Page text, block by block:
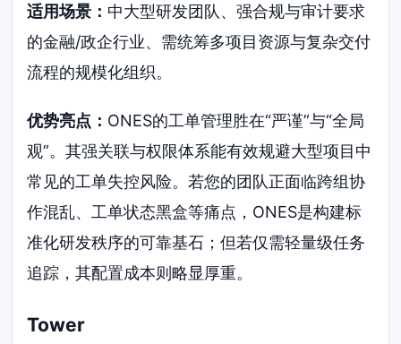
适用场景： 中大型研发团队、强合规与审计要求
的金融/政企行业、需统筹多项目资源与复杂交付
流程的规模化组织。
优势亮点： ONES的工单管理胜在“严谨”与“全局
观”。其强关联与权限体系能有效规避大型项目中
常见的工单失控风险。若您的团队正面临跨组协
作混乱、工单状态黑盒等痛点，ONES是构建标
准化研发秩序的可靠基石；但若仅需轻量级任务
追踪，其配置成本则略显厚重。
Tower